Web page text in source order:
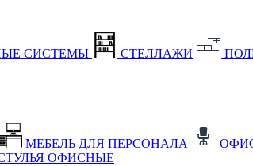
СИСТЕМЫ СТЕЛЛАЖИ
МЕБЕЛЬ ДЛЯ ПЕРСОНАЛА
ОФИСНЫЕ